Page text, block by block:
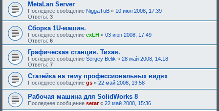
е
и
MetaLan Server
Последнее сообщение NiggaTuB « 10 июл 2008, 17:39
Ответы: 3
Сборка 1U-машин.
Последнее сообщение exLH « 03 июн 2008, 17:49
Ответы: 6
Графическая станция. Тихая.
Последнее сообщение Sergey Belik « 28 май 2008, 14:18
Ответы: 7
Статейка на тему профессиональных видях
Последнее сообщение gs « 22 май 2008, 19:58
Рабочая машина для SolidWorks 8
Последнее сообщение setar« 22 май 2008, 15:36